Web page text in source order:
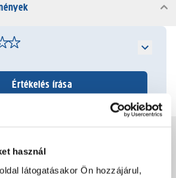
használ
látogatásakor Ön hozzájárul,
Értékelés írása
súly információk